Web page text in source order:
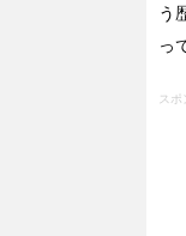
う
っ
スポ